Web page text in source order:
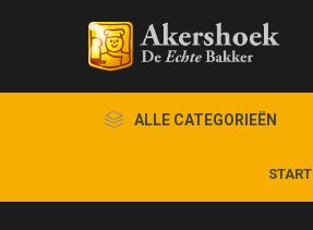
ALLE CATEGORIEËN
START